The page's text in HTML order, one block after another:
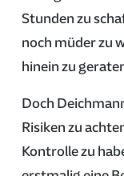
Stunden zu
noch müder zu
hinein zu
Doch
Risiken zu
Kontrolle zu